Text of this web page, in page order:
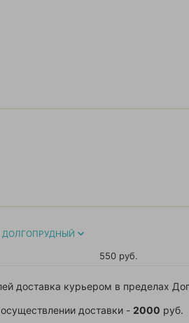
ДОЛГОПРУДНЫЙ
550 руб.
доставка курьером в пределах
доставки - 2000 руб.